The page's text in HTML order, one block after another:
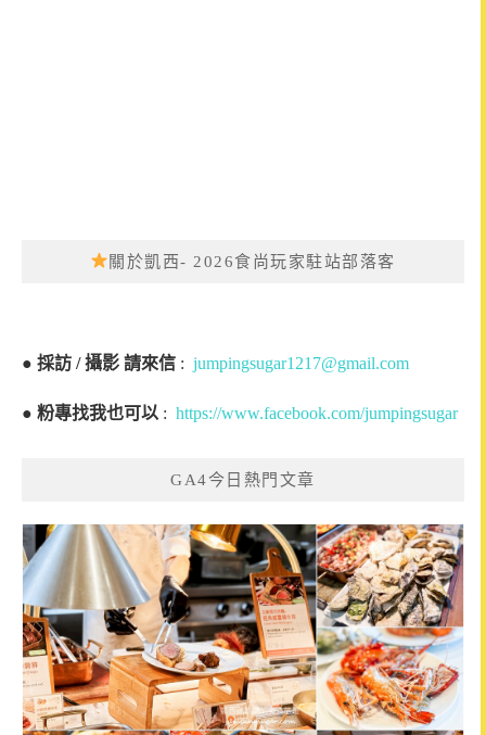
關於凱西- 2026食尚玩家駐站部落客
● 採訪 / 攝影 請來信 : jumpingsugar1217@gmail.com
● 粉專找我也可以 : https://www.facebook.com/jumpingsugar
GA4今日熱門文章